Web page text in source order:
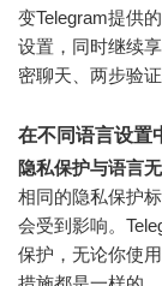
变Telegram提供
设置，同时继续
密聊天、两步验
在不同语言设置
隐私保护与语言
相同的隐私保护
会受到影响。
保护，无论你使